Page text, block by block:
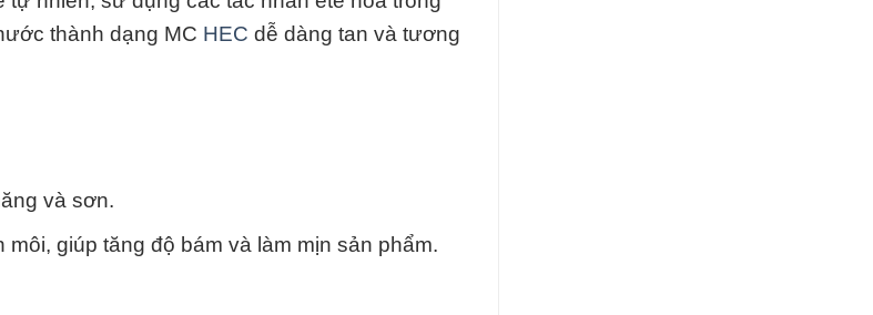
thành dạng MC HEC dễ dàng tan và tương
và sơn.
giúp tăng độ bám và làm mịn sản phẩm.